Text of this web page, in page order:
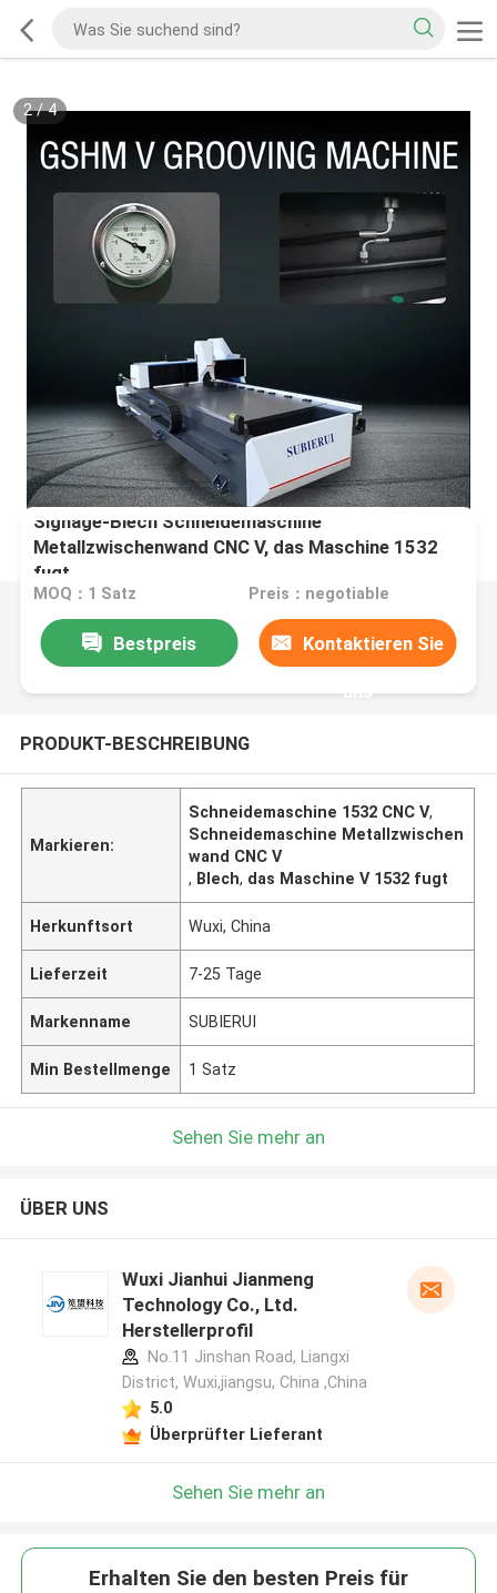
2/4
Signage-Blech Schneidemaschine
Metallzwischenwand CNC V, das Maschine 1532
fugt
MOQ：1 Satz Preis：negotiable
Bestpreis Kontaktieren Sie
uns
PRODUKT-BESCHREIBUNG
Markieren:
Schneidemaschine 1532 CNC V,
Schneidemaschine Metallzwischen
wand CNC V
, Blech, das Maschine V 1532 fugt
Herkunftsort Wuxi, China
Lieferzeit 7-25 Tage
Markenname SUBIERUI
Min Bestellmenge 1 Satz
Sehen Sie mehr an
ÜBER UNS
Wuxi Jianhui Jianmeng
Technology Co., Ltd.
Herstellerprofil
No.11 Jinshan Road, Liangxi
District, Wuxi,jiangsu, China ,China
5.0
Überprüfter Lieferant
Sehen Sie mehr an
Erhalten Sie den besten Preis für